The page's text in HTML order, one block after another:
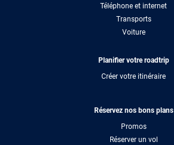
Téléphone et internet
Transports
Voiture
Planifier votre roadtrip
Créer votre itinéraire
Réservez nos bons plans
Promos
Réserver un vol